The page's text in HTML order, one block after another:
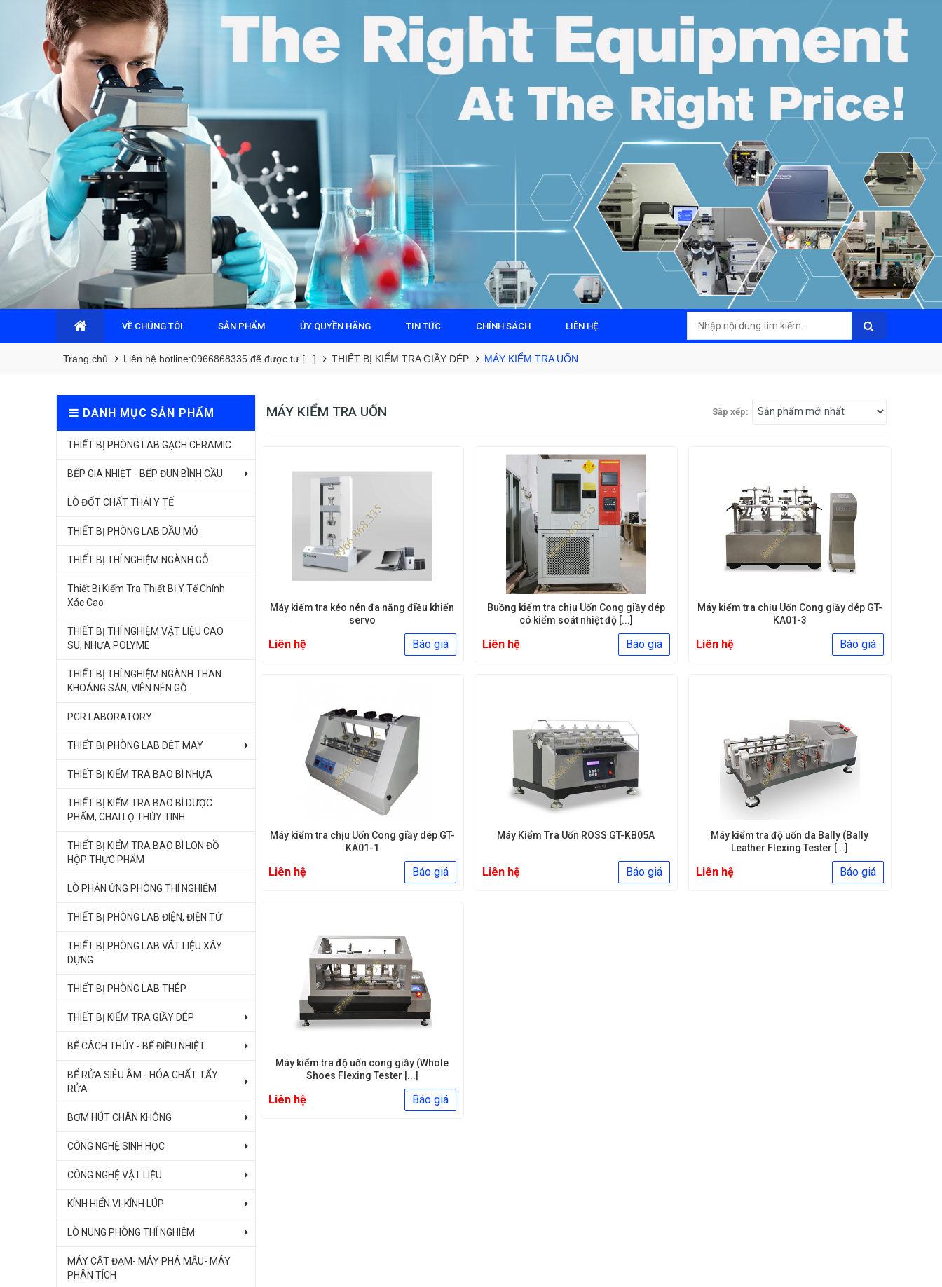
VỀ CHÚNG TÔI SẢN PHẨM ỦY QUYỀN HÃNG TIN TỨC CHÍNH SÁCH LIÊN HỆ
Trang chủ Liên hệ hotline:0966868335 để được tư [...] THIẾT BỊ KIỂM TRA GIẦY DÉP MÁY KIỂM TRA UỐN
DANH MỤC SẢN PHẨM
THIẾT BỊ PHÒNG LAB GẠCH CERAMIC
BẾP GIA NHIỆT - BẾP ĐUN BÌNH CẦU
LÒ ĐỐT CHẤT THẢI Y TẾ
THIẾT BỊ PHÒNG LAB DẦU MỎ
THIẾT BỊ THÍ NGHIỆM NGÀNH GỖ
Thiết Bị Kiểm Tra Thiết Bị Y Tế Chính
Xác Cao
THIẾT BỊ THÍ NGHIỆM VẬT LIỆU CAO
SU, NHỰA POLYME
THIẾT BỊ THÍ NGHIỆM NGÀNH THAN
KHOÁNG SẢN, VIÊN NÉN GỖ
PCR LABORATORY
THIẾT BỊ PHÒNG LAB DỆT MAY
THIẾT BỊ KIỂM TRA BAO BÌ NHỰA
THIẾT BỊ KIỂM TRA BAO BÌ DƯỢC
PHẨM, CHAI LỌ THỦY TINH
THIẾT BỊ KIỂM TRA BAO BÌ LON ĐỒ
HỘP THỰC PHẨM
LÒ PHẢN ỨNG PHÒNG THÍ NGHIỆM
THIẾT BỊ PHÒNG LAB ĐIỆN, ĐIỆN TỬ
THIẾT BỊ PHÒNG LAB VÂT LIỆU XÂY
DỰNG
THIẾT BỊ PHÒNG LAB THÉP
THIẾT BỊ KIỂM TRA GIẦY DÉP
BỂ CÁCH THỦY - BỂ ĐIỀU NHIỆT
BỂ RỬA SIÊU ÂM - HÓA CHẤT TẨY
RỬA
BƠM HÚT CHÂN KHÔNG
CÔNG NGHỆ SINH HỌC
CÔNG NGHỆ VẬT LIỆU
KÍNH HIỂN VI-KÍNH LÚP
LÒ NUNG PHÒNG THÍ NGHIỆM
MÁY CẤT ĐẠM- MÁY PHÁ MẪU- MÁY
PHÂN TÍCH
MÁY KIỂM TRA UỐN Sắp xếp:
Máy kiểm tra kéo nén đa năng điều khiển
servo
Liên hệ Báo giá
Buồng kiểm tra chịu Uốn Cong giầy dép
có kiểm soát nhiệt độ [...]
Liên hệ Báo giá
Máy kiểm tra chịu Uốn Cong giầy dép GT-
KA01-3
Liên hệ Báo giá
Máy kiểm tra chịu Uốn Cong giầy dép GT-
KA01-1
Liên hệ Báo giá
Máy Kiểm Tra Uốn ROSS GT-KB05A
Liên hệ Báo giá
Máy kiểm tra độ uốn da Bally (Bally
Leather Flexing Tester [...]
Liên hệ Báo giá
Máy kiểm tra độ uốn cong giầy (Whole
Shoes Flexing Tester [...]
Liên hệ Báo giá